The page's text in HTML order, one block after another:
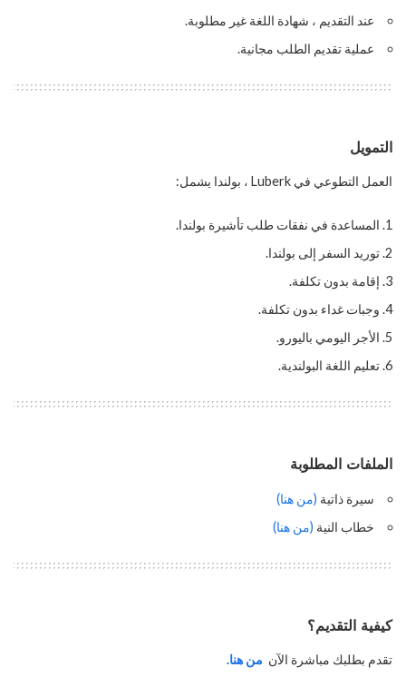
عند التقديم ، شهادة اللغة غير مطلوبة.
عملية تقديم الطلب مجانية.
التمويل
العمل التطوعي في Luberk ، بولندا يشمل:
المساعدة في نفقات طلب تأشيرة بولندا.
توريد السفر إلى بولندا.
إقامة بدون تكلفة.
وجبات غداء بدون تكلفة.
الأجر اليومي باليورو.
تعليم اللغة البولندية.
الملفات المطلوبة
سيرة ذاتية (من هنا)
خطاب النية (من هنا)
كيفية التقديم؟
تقدم بطلبك مباشرة الآن من هنا.